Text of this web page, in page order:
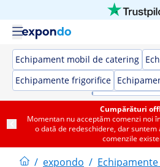
Echipament mobil de catering
Echipamente frigorifice
Cumpărături
Momentan nu acceptăm comenzi noi
o dată de redeschidere, dar suntem
comenzile
/ expondo /